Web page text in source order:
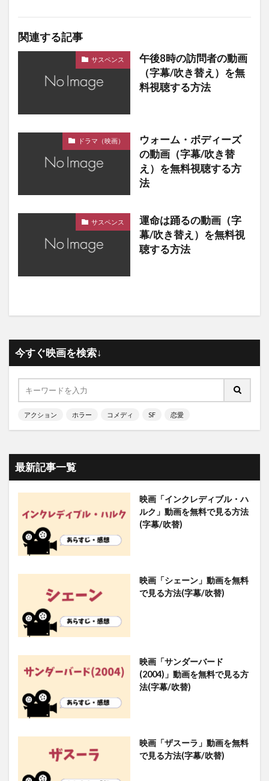
関連する記事
サスペンス
午後8時の訪問者の動画
（字幕/吹き替え）を無
料視聴する方法
ドラマ（映画）
ウォーム・ボディーズ
の動画（字幕/吹き替
え）を無料視聴する方
法
サスペンス
運命は踊るの動画（字
幕/吹き替え）を無料視
聴する方法
今すぐ映画を検索↓
アクション ホラー コメディ SF 恋愛
最新記事一覧
映画「インクレディブル・ハ
ルク」動画を無料で見る方法
(字幕/吹替)
映画「シェーン」動画を無料
で見る方法(字幕/吹替)
映画「サンダーバード
(2004)」動画を無料で見る方
法(字幕/吹替)
映画「ザスーラ」動画を無料
で見る方法(字幕/吹替)